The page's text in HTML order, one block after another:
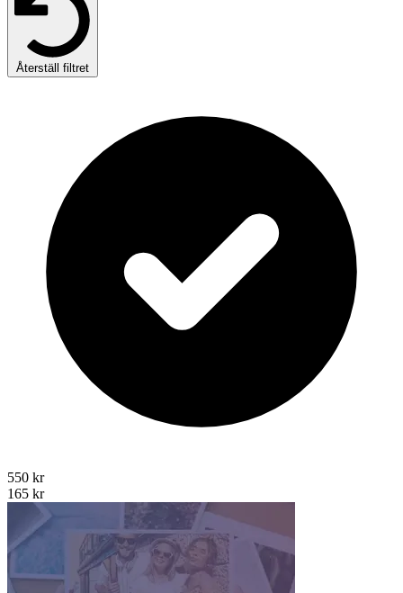
Återställ filtret
550 kr
165 kr